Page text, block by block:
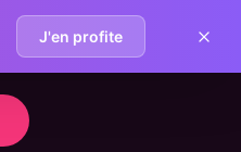
J'en profite